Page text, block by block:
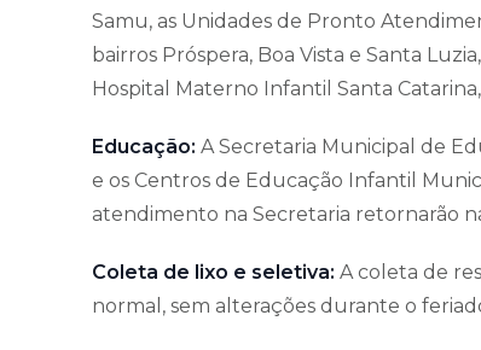
Samu, as Unidades de Pronto
bairros Próspera, Boa Vista e Santa
Hospital Materno Infantil Santa
Educação: A Secretaria Municipal de
e os Centros de Educação Infantil
atendimento na Secretaria retornarão
Coleta de lixo e seletiva: A coleta de
normal, sem alterações durante o